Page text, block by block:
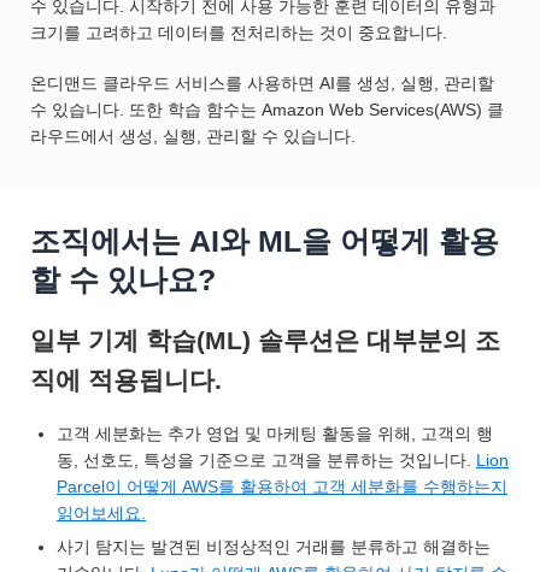
수 있습니다. 시작하기 전에 사용 가능한 훈련 데이터의 유형과
크기를 고려하고 데이터를 전처리하는 것이 중요합니다.
온디맨드 클라우드 서비스를 사용하면 AI를 생성, 실행, 관리할
수 있습니다. 또한 학습 함수는 Amazon Web Services(AWS) 클
라우드에서 생성, 실행, 관리할 수 있습니다.
조직에서는 AI와 ML을 어떻게 활용
할 수 있나요?
일부 기계 학습(ML) 솔루션은 대부분의 조
직에 적용됩니다.
고객 세분화는 추가 영업 및 마케팅 활동을 위해, 고객의 행
동, 선호도, 특성을 기준으로 고객을 분류하는 것입니다. Lion
Parcel이 어떻게 AWS를 활용하여 고객 세분화를 수행하는지
읽어보세요.
사기 탐지는 발견된 비정상적인 거래를 분류하고 해결하는